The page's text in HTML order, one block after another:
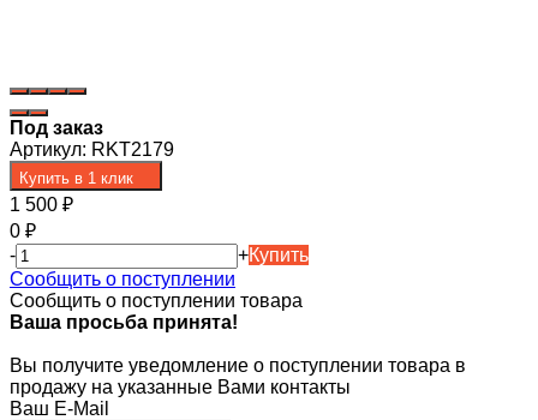
Под заказ
Артикул: RKT2179
Купить в 1 клик
1 500 ₽
0 ₽
-
+Купить
Сообщить о поступлении
Сообщить о поступлении товара
Ваша просьба принята!
Вы получите уведомление о поступлении товара в
продажу на указанные Вами контакты
Ваш E-Mail